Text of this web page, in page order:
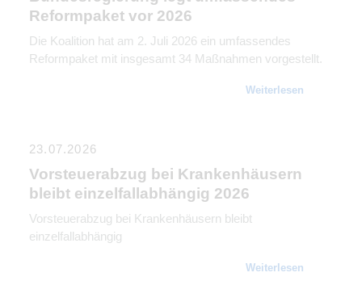
Reformpaket vor 2026
Die Koalition hat am 2. Juli 2026 ein umfassendes
Reformpaket mit insgesamt 34 Maßnahmen vorgestellt.
Weiterlesen
23.07.2026
Vorsteuerabzug bei Krankenhäusern
bleibt einzelfallabhängig 2026
Vorsteuerabzug bei Krankenhäusern bleibt
einzelfallabhängig
Weiterlesen